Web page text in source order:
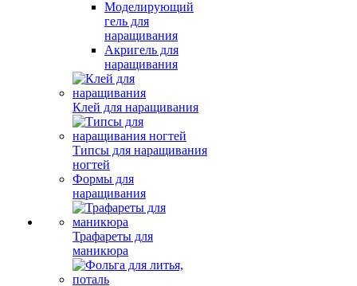
Моделирующий
гель для
наращивания
Акригель для
наращивания
Клей для наращивания
Типсы для наращивания
ногтей
Формы для
наращивания
Трафареты для
маникюра